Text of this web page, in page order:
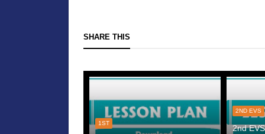
SHARE THIS
1ST
2ND EVS
2nd